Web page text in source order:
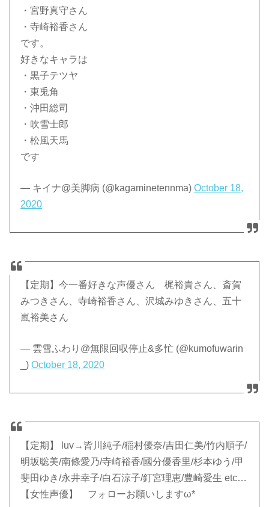
・宮野真守さん
・寺崎裕香さん
です。
好きなキャラは
・黒子テツヤ
・東兎角
・沖田総司
・吹雪士郎
・松風天馬
です
— キイナ@美脚病 (@kagaminetennma)October 18,
2020
【定期】今一番好きな声優さん 梶裕貴さん、斎賀
みつきさん、寺崎裕香さん、沢城みゆきさん、五十
嵐裕美さん
— 雲雪ふわり@無限回収停止&多忙 (@kumofuwarin
_)October 18, 2020
【定期】 luv→皆川純子/稲村優奈/吉田仁美/竹内順子/
明坂聡美/南條愛乃/寺崎裕香/國分優香里/杉本ゆう/甲
斐田ゆき/永井幸子/白石涼子/釘宮理恵/豊崎愛生 etc…
【女性声優】 フォローお願いしますω*